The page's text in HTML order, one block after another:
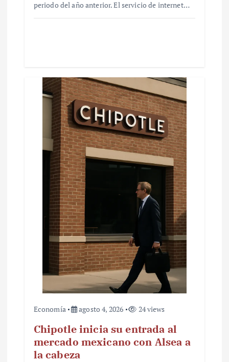
periodo del año anterior. El servicio de internet…
Economía agosto 4, 2026 24 views
Chipotle inicia su entrada al
mercado mexicano con Alsea a
la cabeza